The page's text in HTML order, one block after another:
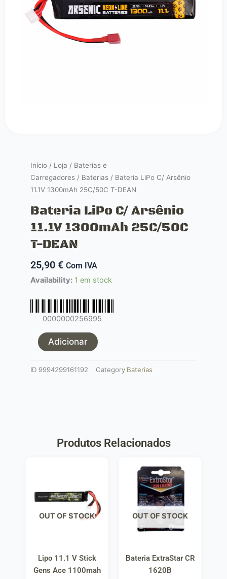
Início / Loja / Baterias e
Carregadores / Baterias / Bateria LiPo C/ Arsênio
11.1V 1300mAh 25C/50C T-DEAN
Bateria LiPo C/ Arsênio
11.1V 1300mAh 25C/50C
T-DEAN
25,90 € Com IVA
Availability: 1 em stock
0000000256995
Quantidade
LiPo
Arsênio
11.1V
1300mAh
Adicionar
ID 9994299161192 Category Baterias
Produtos Relacionados
OUT OF STOCK
Lipo 11.1 V Stick
Gens Ace 1100mah
OUT OF STOCK
Bateria ExtraStar CR
1620B